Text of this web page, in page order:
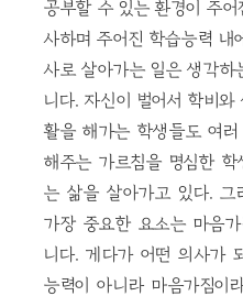
공부할 수 있는 환경이 주
사하며 주어진 학습능력 내
사로 살아가는 일은 생각하
니다. 자신이 벌어서 학비
활을 해가는 학생들도 여
해주는 가르침을 명심한
는 삶을 살아가고 있다. 그
가장 중요한 요소는 마음
니다. 게다가 어떤 의사가
능력이 아니라 마음가짐이